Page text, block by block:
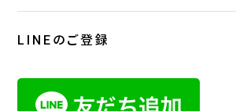
LINEのご登録